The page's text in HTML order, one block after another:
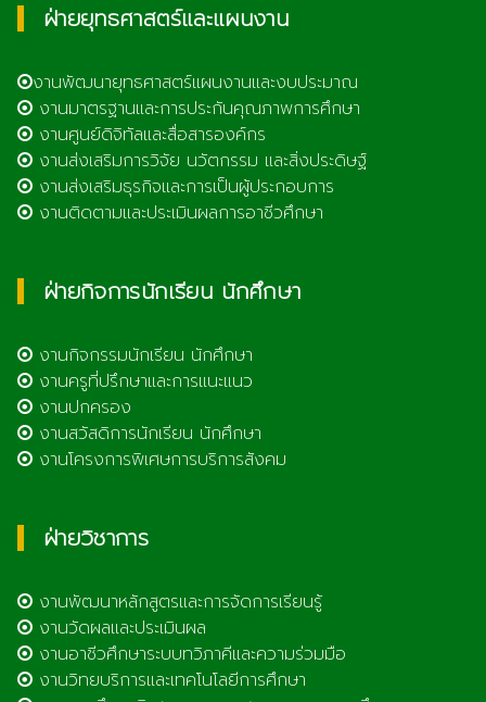
ฝ่ายยุทธศาสตร์และแผนงาน
งานพัฒนายุทธศาสตร์แผนงานและงบประมาณ
งานมาตรฐานและการประกันคุณภาพการศึกษา
งานศูนย์ดิจิทัลและสื่อสารองค์กร
งานส่งเสริมการวิจัย นวัตกรรม และสิ่งประดิษฐ์
งานส่งเสริมธุรกิจและการเป็นผู้ประกอบการ
งานติดตามและประเมินผลการอาชีวศึกษา
ฝ่ายกิจการนักเรียน นักศึกษา
งานกิจกรรมนักเรียน นักศึกษา
งานครูที่ปรึกษาและการแนะแนว
งานปกครอง
งานสวัสดิการนักเรียน นักศึกษา
งานโครงการพิเศษการบริการสังคม
ฝ่ายวิชาการ
งานพัฒนาหลักสูตรและการจัดการเรียนรู้
งานวัดผลและประเมินผล
งานอาชีวศึกษาระบบทวิภาคีและความร่วมมือ
งานวิทยบริการและเทคโนโลยีการศึกษา